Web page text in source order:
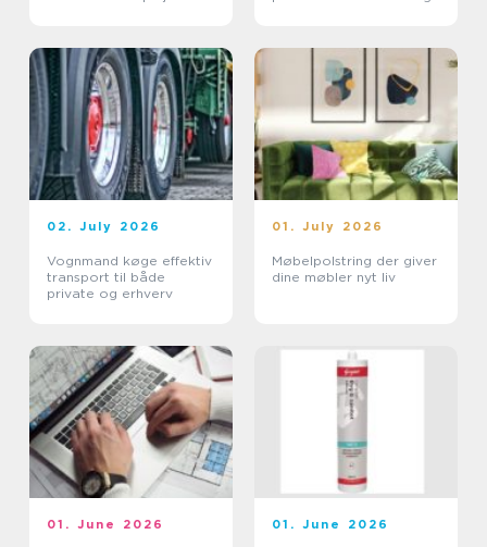
02. July 2026
Vognmand køge effektiv
transport til både
private og erhverv
01. July 2026
Møbelpolstring der giver
dine møbler nyt liv
01. June 2026 01. June 2026